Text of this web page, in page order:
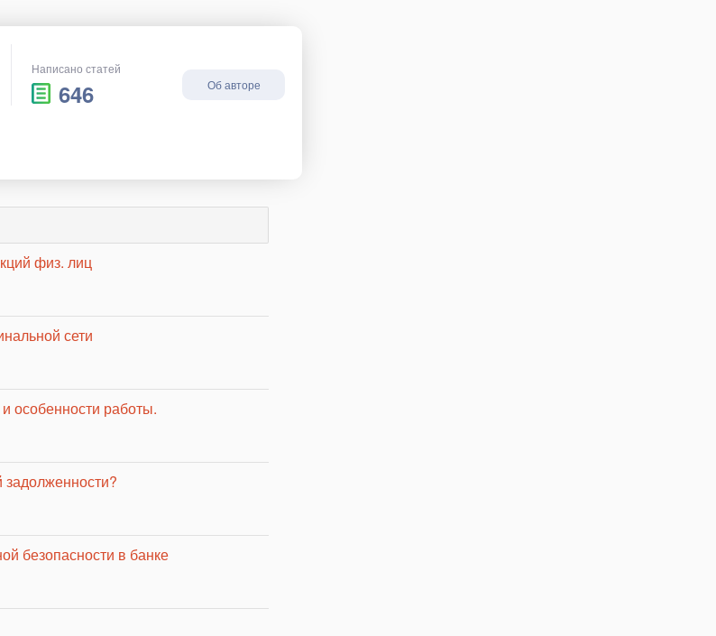
Написано статей
646 Об авторе
физ. лиц
сети
особенности работы.
задолженности?
безопасности в банке